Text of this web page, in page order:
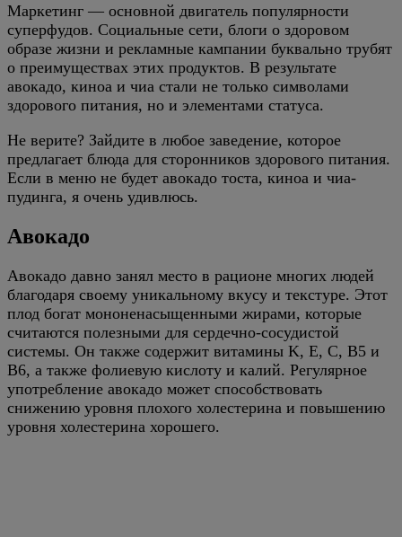
Маркетинг — основной двигатель популярности
суперфудов. Социальные сети, блоги о здоровом
образе жизни и рекламные кампании буквально трубят
о преимуществах этих продуктов. В результате
авокадо, киноа и чиа стали не только символами
здорового питания, но и элементами статуса.
Не верите? Зайдите в любое заведение, которое
предлагает блюда для сторонников здорового питания.
Если в меню не будет авокадо тоста, киноа и чиа-
пудинга, я очень удивлюсь.
Авокадо
Авокадо давно занял место в рационе многих людей
благодаря своему уникальному вкусу и текстуре. Этот
плод богат мононенасыщенными жирами, которые
считаются полезными для сердечно-сосудистой
системы. Он также содержит витамины K, E, C, B5 и
B6, а также фолиевую кислоту и калий. Регулярное
употребление авокадо может способствовать
снижению уровня плохого холестерина и повышению
уровня холестерина хорошего.